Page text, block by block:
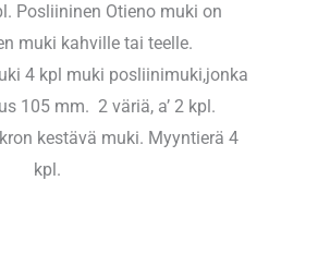
Posliininen Otieno muki on
muki kahville tai teelle.
4 kpl muki posliinimuki,jonka
105 mm. 2 väriä, a’ 2 kpl.
kestävä muki. Myyntierä 4
kpl.